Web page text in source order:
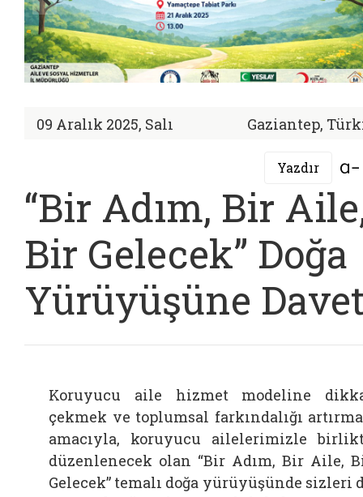
09 Aralık 2025, Salı Gaziantep,
Yazdır
“Bir Adım, Bir
Bir Gelecek” Doğa
Yürüyüşüne
Koruyucu aile hizmet modeline
çekmek ve toplumsal farkındalığı
amacıyla, koruyucu ailelerimizle
düzenlenecek olan “Bir Adım, Bir Aile,
Gelecek” temalı doğa yürüyüşünde sizleri